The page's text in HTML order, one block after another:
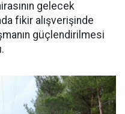
gelecek
fikir alışverişinde
güçlendirilmesi